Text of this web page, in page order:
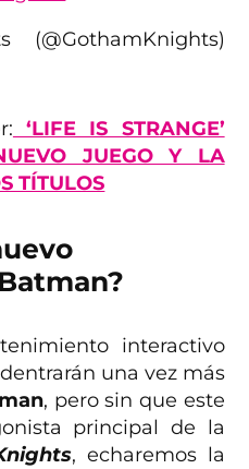
‘LIFE IS STRANGE’
JUEGO Y LA
TÍTULOS
interactivo
una vez más
, pero sin que este
principal de la
, echaremos la